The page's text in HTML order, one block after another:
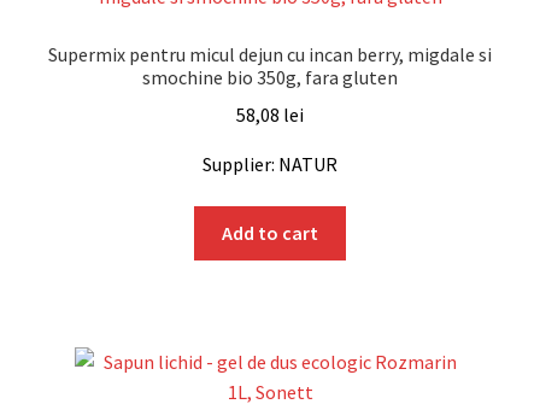
Supermix pentru micul dejun cu incan berry, migdale si
smochine bio 350g, fara gluten
58,08 lei
Supplier: NATUR
Add to cart